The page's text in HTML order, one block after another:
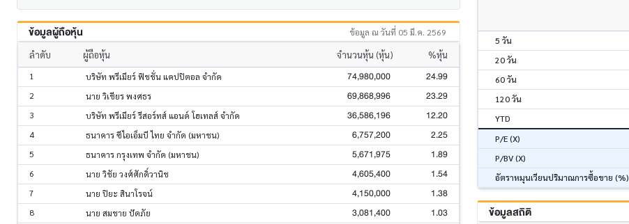
ข้อมูลผู้ถือหุ้น ข้อมูล ณ วันที่ 05 มี.ค. 2569
ลำดับ ผู้ถือหุ้น จำนวนหุ้น (หุ้น) %หุ้น
1 บริษัท พรีเมียร์ ฟิชชั่น แคปปิตอล จำกัด 74,980,000 24.99
2 นาย วิเชียร พงศธร 69,868,996 23.29
3 บริษัท พรีเมียร์ รีสอร์ทส์ แอนด์ โฮเทลส์ จำกัด 36,586,196 12.20
4 ธนาคาร ซีไอเอ็มบี ไทย จำกัด (มหาชน) 6,757,200 2.25
5 ธนาคาร กรุงเทพ จำกัด (มหาชน) 5,671,975 1.89
6 นาย วิชัย วงศ์ศักดิ์วานิช 4,605,400 1.54
7 นาย ปิยะ สินาโรจน์ 4,150,000 1.38
8 นาย สมชาย ปัดภัย 3,081,400 1.03
5 วัน
20 วัน
60 วัน
120 วัน
YTD
P/E (X)
P/BV (X)
อัตราหมุนเวียนปริมาณการซื้อขาย (%)
ข้อมูลสถิติ